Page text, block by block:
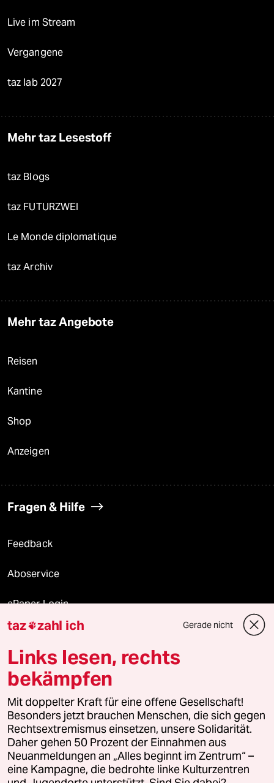
Live im Stream
Vergangene
taz lab 2027
Mehr taz Lesestoff
taz Blogs
taz FUTURZWEI
Le Monde diplomatique
taz Archiv
Mehr taz Angebote
Reisen
Kantine
Shop
Anzeigen
Fragen & Hilfe
Feedback
Aboservice
ePaper Login
Downloads für Abonnierende
© 2026 taz Verlags und Vertriebs GmbH
Alle Rechte vorbehalten. Bei rechtlichen Fragen oder für Genehmigungen
wenden Sie sich bitte an
lizenzen@taz.de
Feedback Redaktionsstatut Kommune-Richtlinien
Leitlinie Informant Datenschutz Impressum AGB
taz zahl ich Gerade nicht
Links lesen, rechts
bekämpfen
Mit doppelter Kraft für eine offene Gesellschaft!
Besonders jetzt brauchen Menschen, die sich gegen
Rechtsextremismus einsetzen, unsere Solidarität.
Daher gehen 50 Prozent der Einnahmen aus
Neuanmeldungen an „Alles beginnt im Zentrum“ –
eine Kampagne, die bedrohte linke Kulturzentren